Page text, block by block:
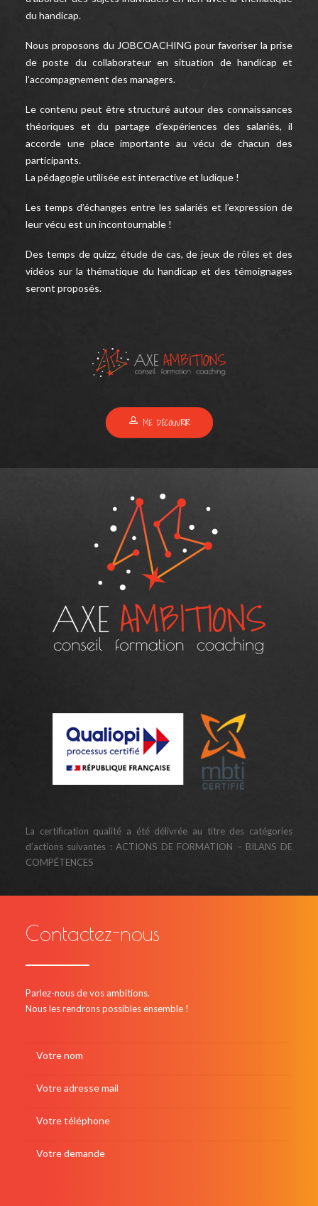
du handicap.
Nous proposons du JOBCOACHING pour favoriser la prise
de poste du collaborateur en situation de handicap et
l’accompagnement des managers.
Le contenu peut être structuré autour des connaissances
théoriques et du partage d’expériences des salariés, il
accorde une place importante au vécu de chacun des
participants.
La pédagogie utilisée est interactive et ludique !
Les temps d’échanges entre les salariés et l’expression de
leur vécu est un incontournable !
Des temps de quizz, étude de cas, de jeux de rôles et des
vidéos sur la thématique du handicap et des témoignages
seront proposés.
ME DÉCOUVRIR
La certification qualité a été délivrée au titre des catégories
d’actions suivantes : ACTIONS DE FORMATION – BILANS DE
COMPÉTENCES
Contactez-nous
Parlez-nous de vos ambitions.
Nous les rendrons possibles ensemble !